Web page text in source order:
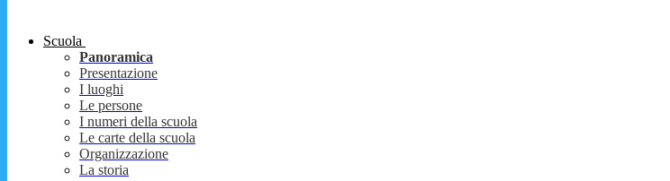
Scuola
Panoramica
Presentazione
I luoghi
Le persone
I numeri della scuola
Le carte della scuola
Organizzazione
La storia